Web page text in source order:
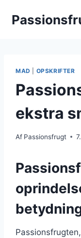
MAD OPSKRIFTER
ekstra
Af Passionsfrugt